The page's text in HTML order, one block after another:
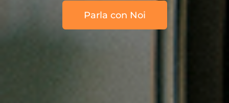
Parla con Noi